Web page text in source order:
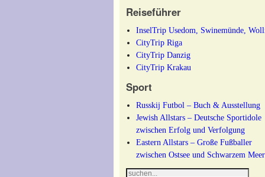
Reiseführer
InselTrip Usedom, Swinemünde,
CityTrip Riga
CityTrip Danzig
CityTrip Krakau
Sport
Russkij Futbol – Buch & Ausstellung
Jewish Allstars – Deutsche Sportidole
zwischen Erfolg und Verfolgung
Eastern Allstars – Große Fußballer
zwischen Ostsee und Schwarzem Meer